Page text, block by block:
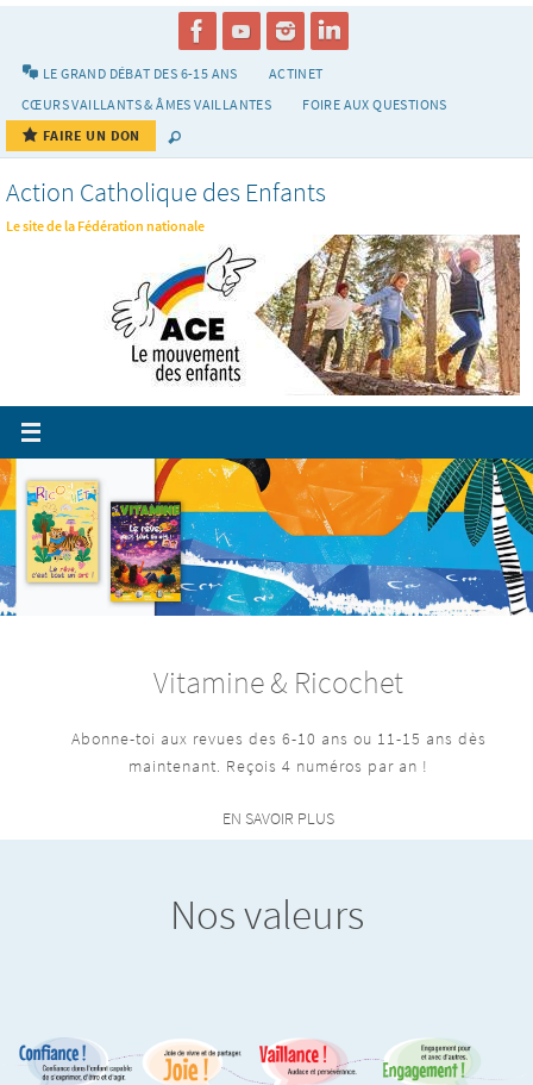
LE GRAND DÉBAT DES 6-15 ANS
ACTINET
CŒURS VAILLANTS & ÂMES VAILLANTES
FOIRE AUX QUESTIONS
FAIRE UN DON
Action Catholique des Enfants
Le site de la Fédération nationale
Vitamine & Ricochet
Abonne-toi aux revues des 6-10 ans ou 11-15 ans dès
maintenant. Reçois 4 numéros par an !
EN SAVOIR PLUS
Nos valeurs